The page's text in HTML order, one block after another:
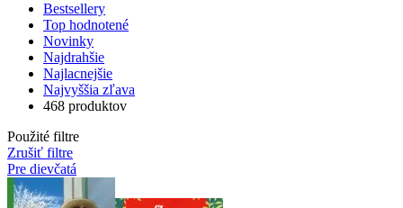
Bestsellery
Top hodnotené
Novinky
Najdrahšie
Najlacnejšie
Najvyššia zľava
468 produktov
Použité filtre
Zrušiť filtre
Pre dievčatá